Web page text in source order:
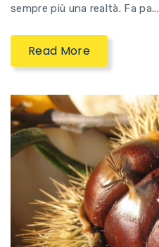
sempre più una realtà. Fa pa...
Read More